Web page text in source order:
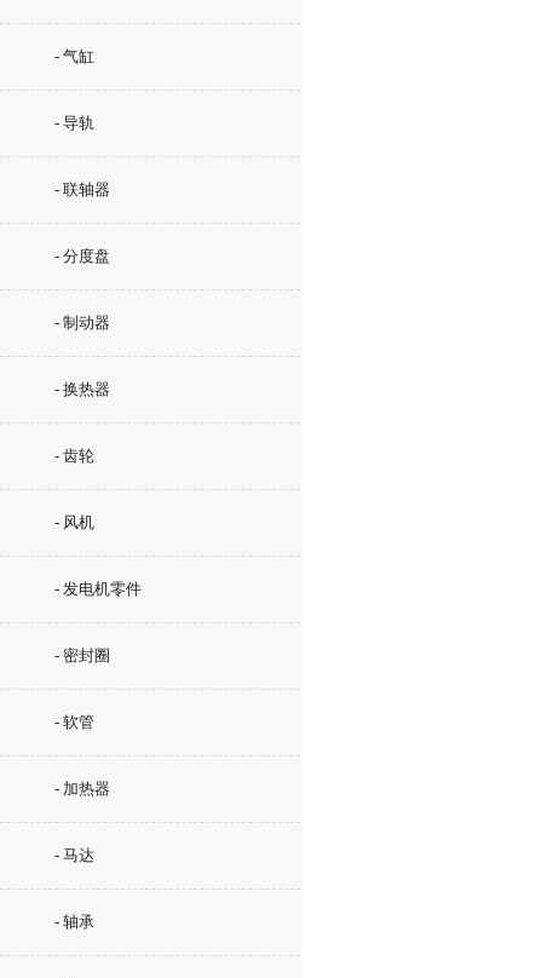
- 气缸
- 导轨
- 联轴器
- 分度盘
- 制动器
- 换热器
- 齿轮
- 风机
- 发电机零件
- 密封圈
- 软管
- 加热器
- 马达
- 轴承